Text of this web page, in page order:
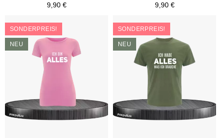
9,90 €
9,90 €
SONDERPREIS!
NEU
SONDERPREIS!
NEU